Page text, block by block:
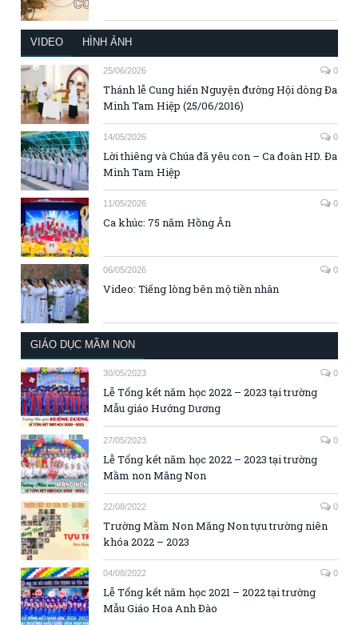
VIDEO HÌNH ẢNH
25/06/2026 0
Thánh lễ Cung hiến Nguyện đường Hội dòng Đa
Minh Tam Hiệp (25/06/2016)
14/05/2026 0
Lời thiêng và Chúa đã yêu con – Ca đoàn HD. Đa
Minh Tam Hiệp
11/05/2026 0
Ca khúc: 75 năm Hồng Ân
06/05/2026 0
Video: Tiếng lòng bên mộ tiền nhân
GIÁO DỤC MẦM NON
30/05/2023 0
Lễ Tổng kết năm học 2022 – 2023 tại trường
Mẫu giáo Hướng Dương
27/05/2023 0
Lễ Tổng kết năm học 2022 – 2023 tại trường
Mầm non Măng Non
22/08/2022 0
Trường Mầm Non Măng Non tựu trường niên
khóa 2022 – 2023
04/08/2022 0
Lễ Tổng kết năm học 2021 – 2022 tại trường
Mẫu Giáo Hoa Anh Đào